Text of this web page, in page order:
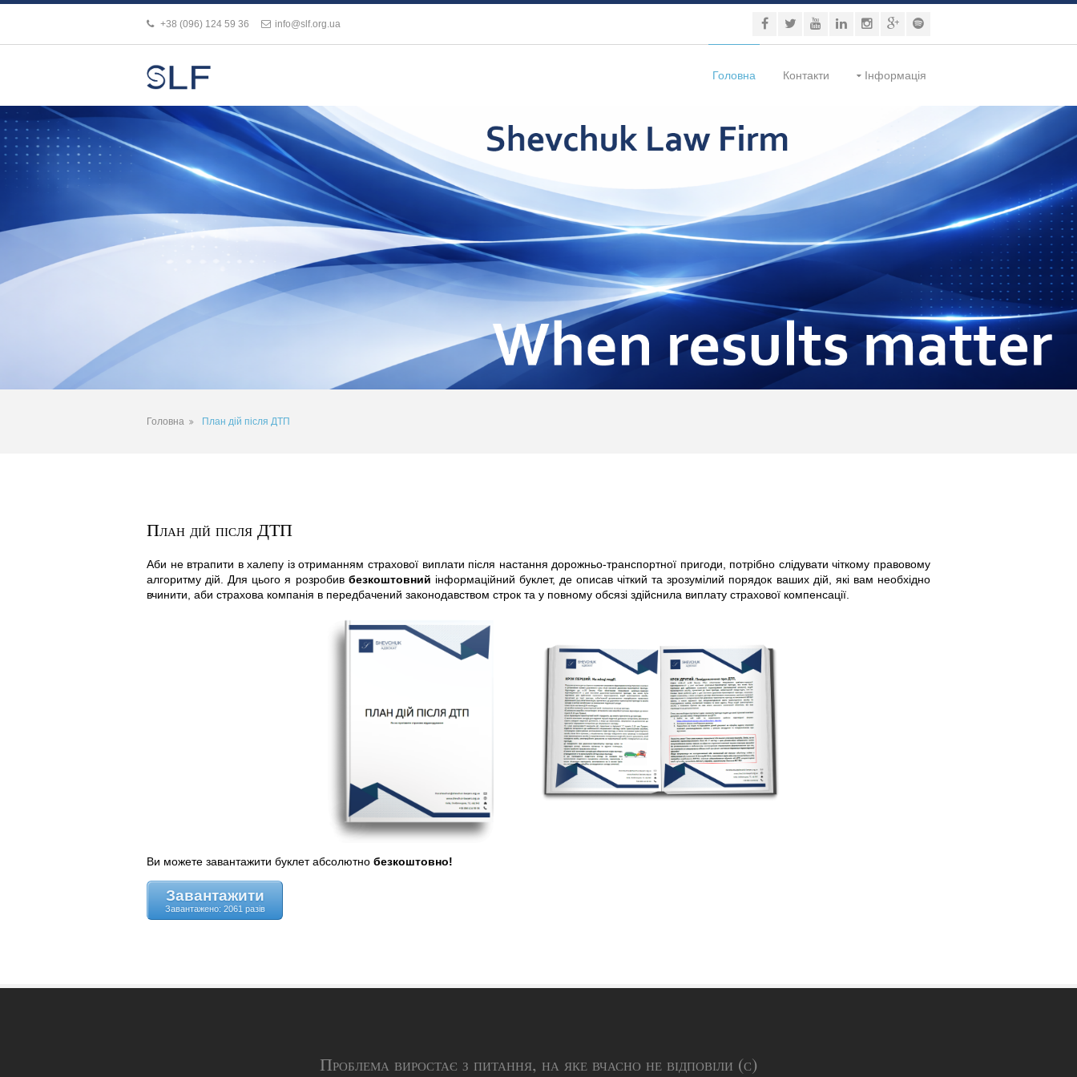
+38 (096) 124 59 36 info@slf.org.ua
Головна Контакти Інформація
Головна План дій після ДТП
План дій після ДТП
Аби не втрапити в халепу із отриманням страхової виплати після настання дорожньо-транспортної пригоди, потрібно слідувати чіткому правовому
алгоритму дій. Для цього я розробив безкоштовний інформаційний буклет, де описав чіткий та зрозумілий порядок ваших дій, які вам необхідно
вчинити, аби страхова компанія в передбачений законодавством строк та у повному обсязі здійснила виплату страхової компенсації.
Ви можете завантажити буклет абсолютно безкоштовно!
Завантажити
Завантажено: 2061 разів
Проблема виростає з питання, на яке вчасно не відповіли (с)